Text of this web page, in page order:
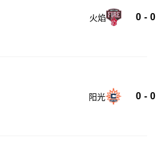
火焰 0 - 0
阳光 0 - 0